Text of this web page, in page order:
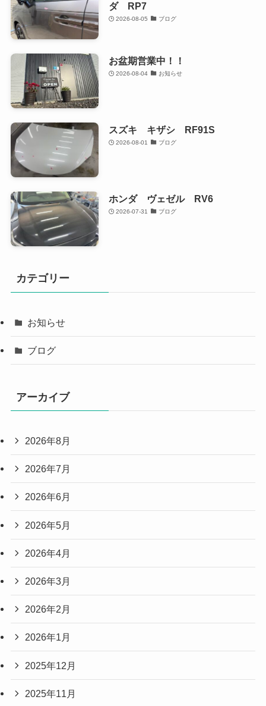
ダ RP7
2026-08-05 ブログ
お盆期営業中！！
2026-08-04 お知らせ
スズキ キザシ RF91S
2026-08-01 ブログ
ホンダ ヴェゼル RV6
2026-07-31 ブログ
カテゴリー
お知らせ
ブログ
アーカイブ
2026年8月
2026年7月
2026年6月
2026年5月
2026年4月
2026年3月
2026年2月
2026年1月
2025年12月
2025年11月